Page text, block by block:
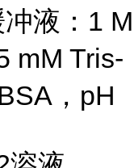
冲液：1 M
mM Tris-
，pH